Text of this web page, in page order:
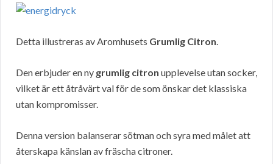
Detta illustreras av Aromhusets Grumlig Citron.
Den erbjuder en ny grumlig citron upplevelse utan socker,
vilket är ett åtråvärt val för de som önskar det klassiska
utan kompromisser.
Denna version balanserar sötman och syra med målet att
återskapa känslan av fräscha citroner.